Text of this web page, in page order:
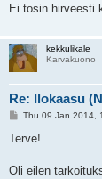
Ei tosin hirveesti
kekkulikale
Karvakuono
Re: Ilokaasu
P
s
Thu 09 Jan 2014,
Terve!
Oli eilen